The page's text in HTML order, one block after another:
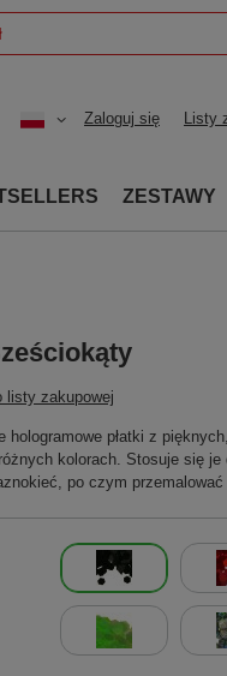
Zaloguj się Listy
ZESTAWY
listy zakupowej
hologramowe płatki z
kolorach. Stosuje się
po czym